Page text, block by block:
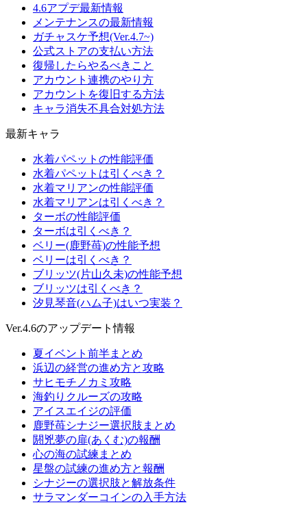
4.6アプデ最新情報
メンテナンスの最新情報
ガチャスケ予想(Ver.4.7~)
公式ストアの支払い方法
復帰したらやるべきこと
アカウント連携のやり方
アカウントを復旧する方法
キャラ消失不具合対処方法
最新キャラ
水着パペットの性能評価
水着パペットは引くべき？
水着マリアンの性能評価
水着マリアンは引くべき？
ターボの性能評価
ターボは引くべき？
ベリー(鹿野苺)の性能予想
ベリーは引くべき？
ブリッツ(片山久未)の性能予想
ブリッツは引くべき？
汐見琴音(ハム子)はいつ実装？
Ver.4.6のアップデート情報
夏イベント前半まとめ
浜辺の経営の進め方と攻略
サヒモチノカミ攻略
海釣りクルーズの攻略
アイスエイジの評価
鹿野苺シナジー選択肢まとめ
閼兇夢の扉(あくむ)の報酬
心の海の試練まとめ
星盤の試練の進め方と報酬
シナジーの選択肢と解放条件
サラマンダーコインの入手方法